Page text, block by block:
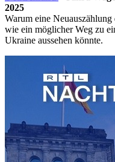
2025
Warum eine
wie ein möglicher Weg zu
Ukraine aussehen könnte.